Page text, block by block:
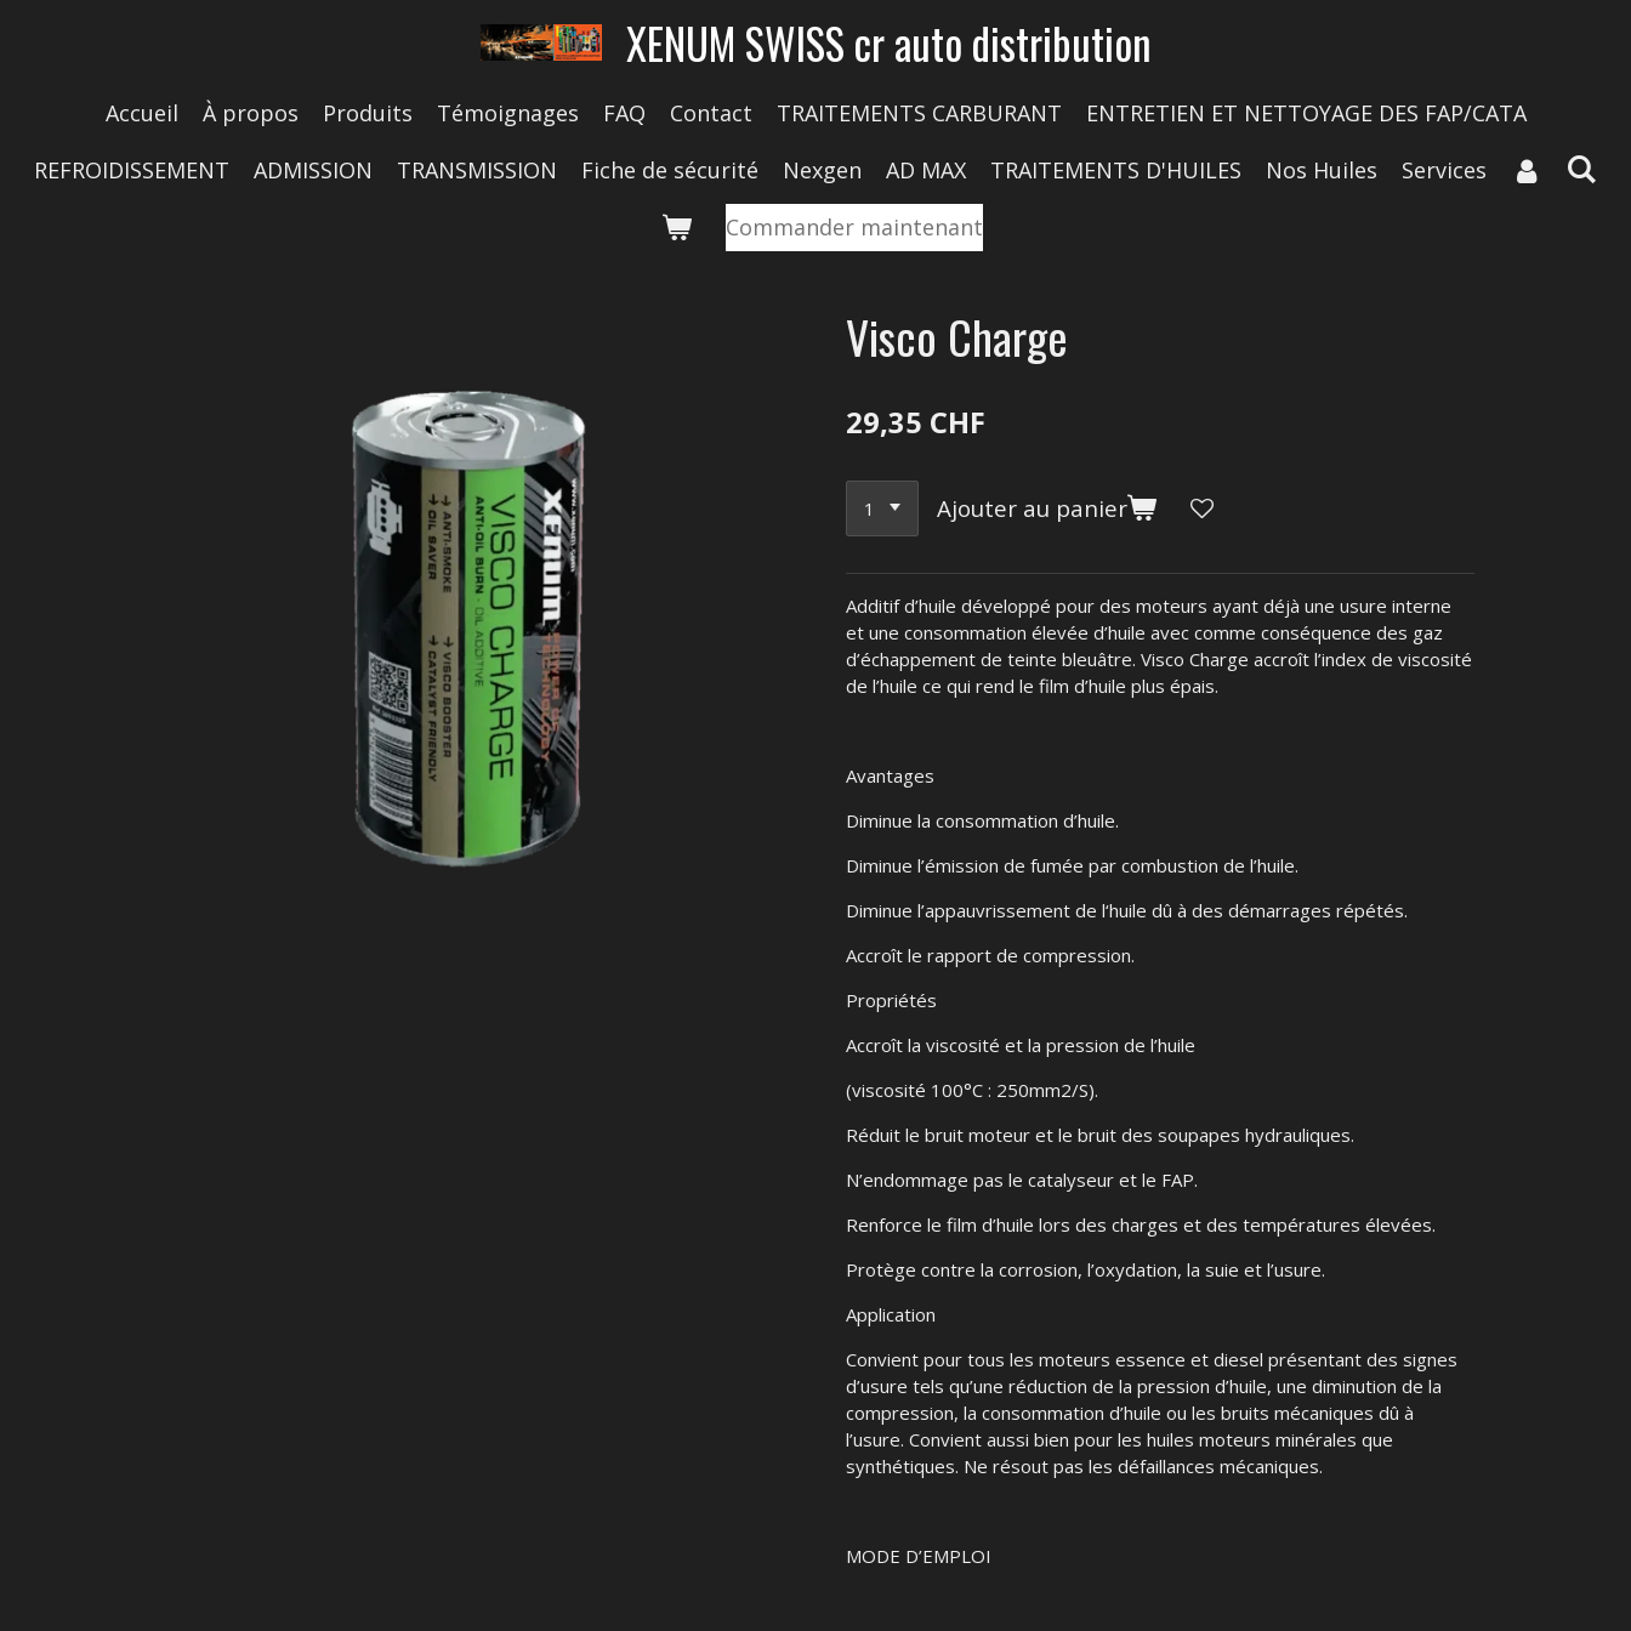
XENUM SWISS cr auto distribution
Accueil À propos Produits Témoignages FAQ Contact TRAITEMENTS CARBURANT
ENTRETIEN ET NETTOYAGE DES FAP/CATA
REFROIDISSEMENT
ADMISSION TRANSMISSION Fiche de sécurité Nexgen AD MAX TRAITEMENTS D'HUILES Nos Huiles
Services
Commander maintenant
Visco Charge
29,35 CHF
Ajouter au panier
Additif d’huile développé pour des moteurs ayant déjà une usure interne
et une consommation élevée d’huile avec comme conséquence des gaz
d’échappement de teinte bleuâtre. Visco Charge accroît l’index de viscosité
de l’huile ce qui rend le film d’huile plus épais.
Avantages
Diminue la consommation d’huile.
Diminue l’émission de fumée par combustion de l’huile.
Diminue l’appauvrissement de l‘huile dû à des démarrages répétés.
Accroît le rapport de compression.
Propriétés
Accroît la viscosité et la pression de l’huile
(viscosité 100°C : 250mm2/S).
Réduit le bruit moteur et le bruit des soupapes hydrauliques.
N’endommage pas le catalyseur et le FAP.
Renforce le film d’huile lors des charges et des températures élevées.
Protège contre la corrosion, l’oxydation, la suie et l’usure.
Application
Convient pour tous les moteurs essence et diesel présentant des signes
d’usure tels qu’une réduction de la pression d’huile, une diminution de la
compression, la consommation d’huile ou les bruits mécaniques dû à
l’usure. Convient aussi bien pour les huiles moteurs minérales que
synthétiques. Ne résout pas les défaillances mécaniques.
MODE D’EMPLOI